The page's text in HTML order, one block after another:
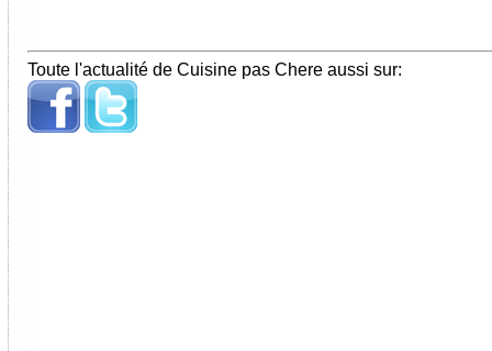
Toute l'actualité de Cuisine pas Chere aussi sur: